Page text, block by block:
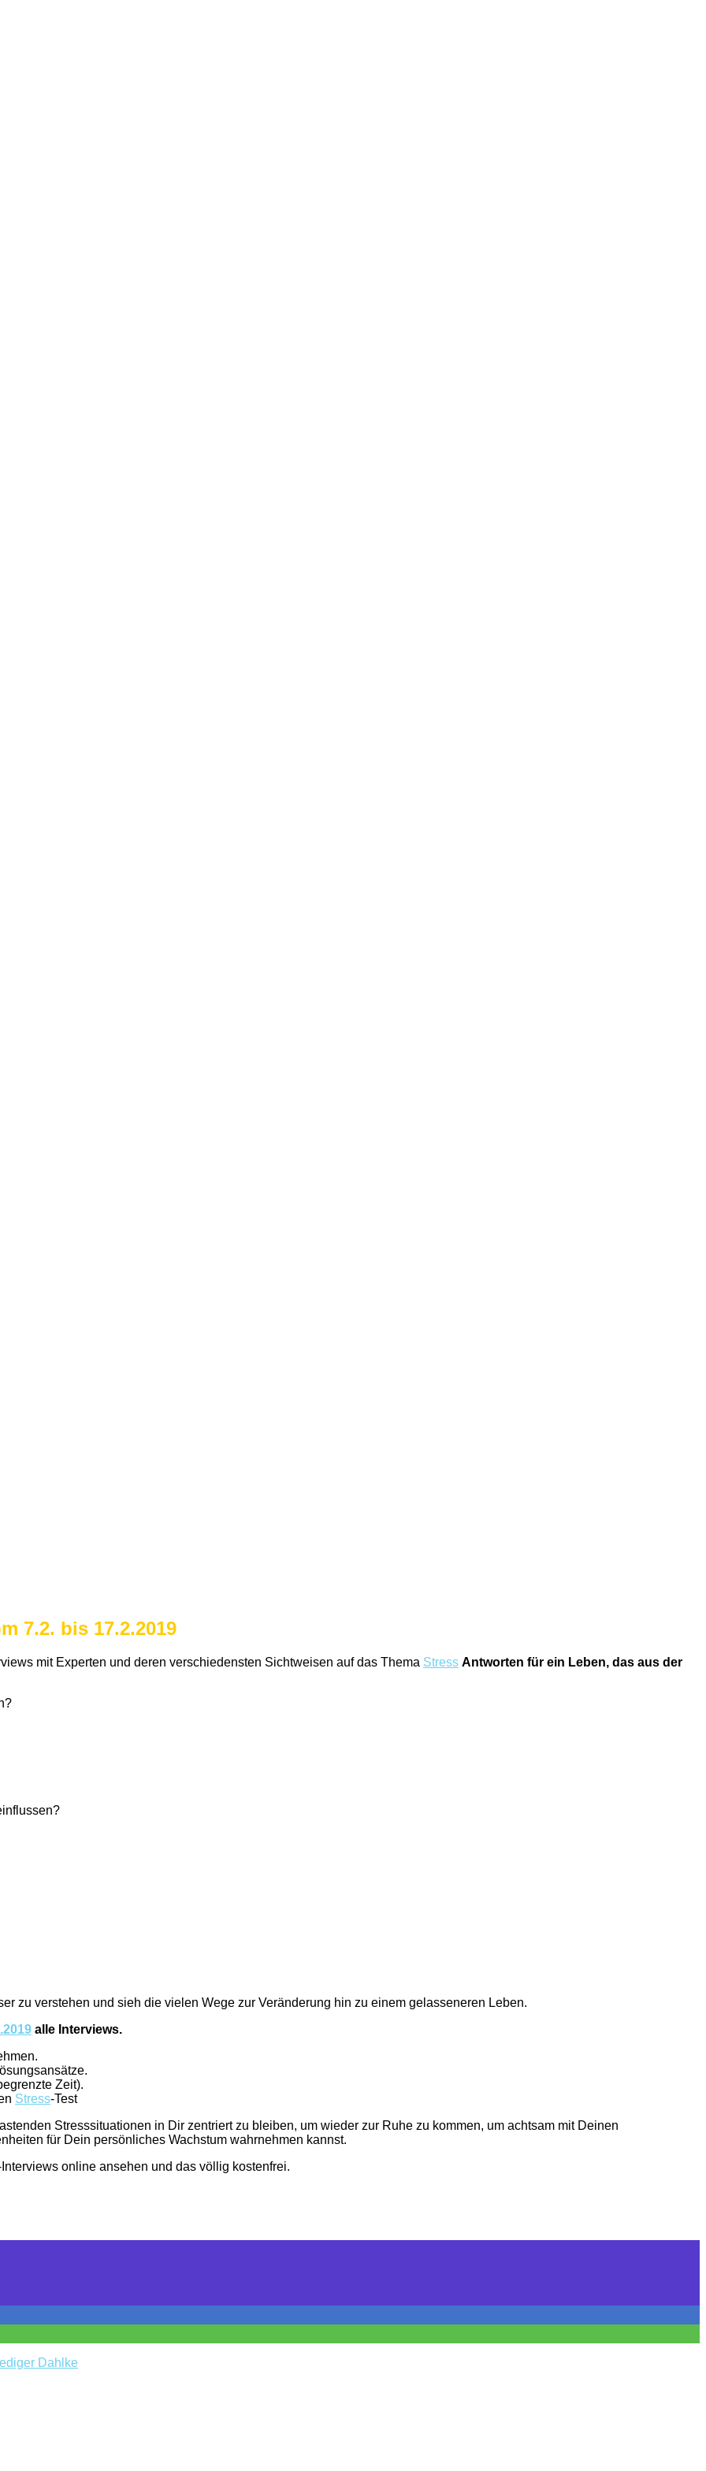
7.2. bis 17.2.2019
mit Experten und deren verschiedensten Sichtweisen auf das Thema Stress Antworten für ein Leben, das aus der
zu verstehen und sieh die vielen Wege zur Veränderung hin zu einem gelasseneren Leben.
alle Interviews.
Zeit).
Stress-Test
Stresssituationen in Dir zentriert zu bleiben, um wieder zur Ruhe zu kommen, um achtsam mit Deinen
für Dein persönliches Wachstum wahrnehmen kannst.
online ansehen und das völlig kostenfrei.
Dahlke